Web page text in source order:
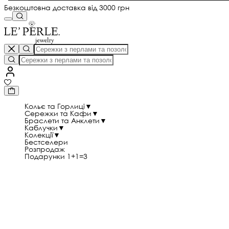
Безкоштовна доставка від 3000 грн
Кольє та Горлиці ▼
Сережки та Кафи ▼
Браслети та Анклети ▼
Каблучки ▼
Колекції▼
Бестселери
Розпродаж
Подарунки 1+1=3